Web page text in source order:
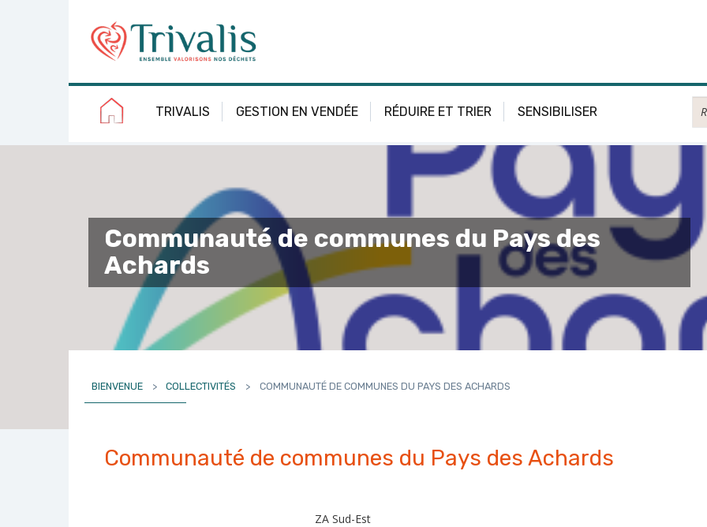
TRIVALIS GESTION EN VENDÉE RÉDUIRE ET TRIER SENSIBILISER
Communauté de communes du Pays des
Achards
BIENVENUE > COLLECTIVITÉS > COMMUNAUTÉ DE COMMUNES DU PAYS DES ACHARDS
Communauté de communes du Pays des Achards
ZA Sud-Est